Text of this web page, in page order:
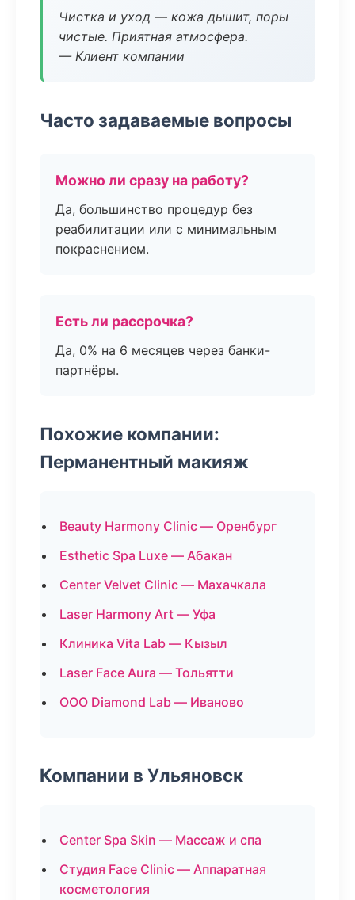
Чистка и уход — кожа дышит, поры
чистые. Приятная атмосфера.
— Клиент компании
Часто задаваемые вопросы
Можно ли сразу на работу?
Да, большинство процедур без
реабилитации или с минимальным
покраснением.
Есть ли рассрочка?
Да, 0% на 6 месяцев через банки-
партнёры.
Похожие компании:
Перманентный макияж
Beauty Harmony Clinic — Оренбург
Esthetic Spa Luxe — Абакан
Center Velvet Clinic — Махачкала
Laser Harmony Art — Уфа
Клиника Vita Lab — Кызыл
Laser Face Aura — Тольятти
ООО Diamond Lab — Иваново
Компании в Ульяновск
Center Spa Skin — Массаж и спа
Студия Face Clinic — Аппаратная
косметология